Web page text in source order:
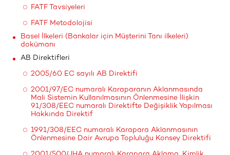
FATF Tavsiyeleri
FATF Metodolojisi
Basel İlkeleri (Bankalar için Müşterini Tanı ilkeleri)
dokümanı
AB Direktifleri
2005/60 EC sayılı AB Direktifi
2001/97/EC numaralı Karaparanın Aklanmasında
Mali Sistemin Kullanılmasının Önlenmesine İlişkin
91/308/EEC numaralı Direktifte Değişiklik Yapılması
Hakkında Direktif
1991/308/EEC numaralı Karapara Aklanmasının
Önlenmesine Dair Avrupa Topluluğu Konsey Direktifi